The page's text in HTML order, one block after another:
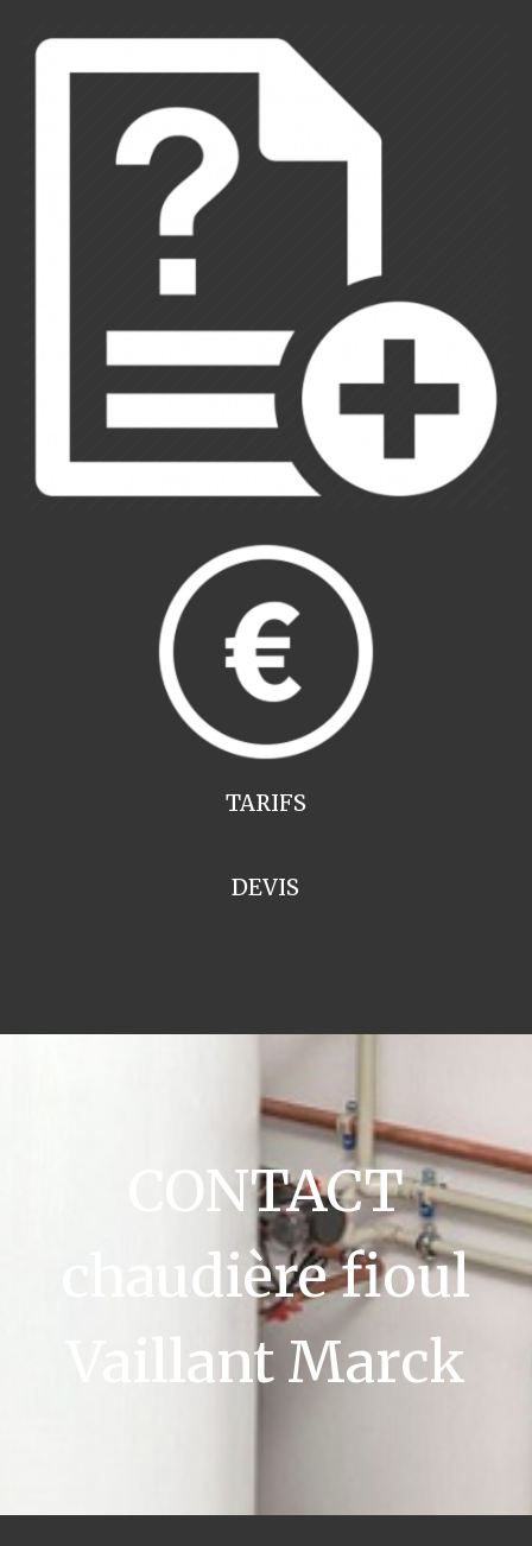
TARIFS
DEVIS
CONTACT
chaudière fioul
Vaillant Marck